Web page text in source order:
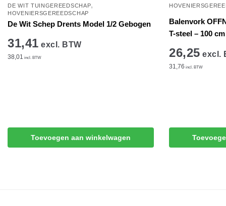
DE WIT TUINGEREEDSCHAP,
HOVENIERSGEREEDSCHAP
De Wit Schep Drents Model 1/2 Gebogen
31,41 excl. BTW
38,01 incl. BTW
Toevoegen aan winkelwagen
Balenvork
T-steel – 100 cm
26,25 excl.
31,76 incl. BTW